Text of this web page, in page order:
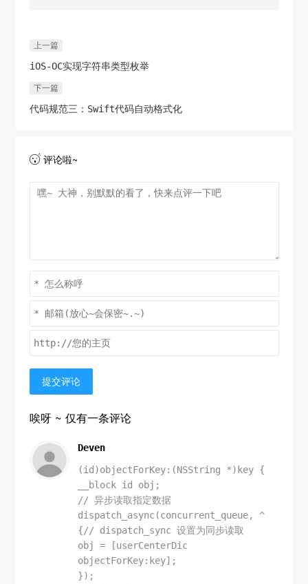
*)key {
    dispatch_barrier_async(concurrent_queue, ^{
    });
上一篇
iOS-OC实现字符串类型枚举
下一篇
代码规范三：Swift代码自动格式化
评论啦~
提交评论
唉呀 ~ 仅有一条评论
Deven
(id)objectForKey:(NSString *)key {
__block id obj;
// 异步读取指定数据
dispatch_async(concurrent_queue, ^
{// dispatch_sync 设置为同步读取
obj = [userCenterDic
objectForKey:key];
});